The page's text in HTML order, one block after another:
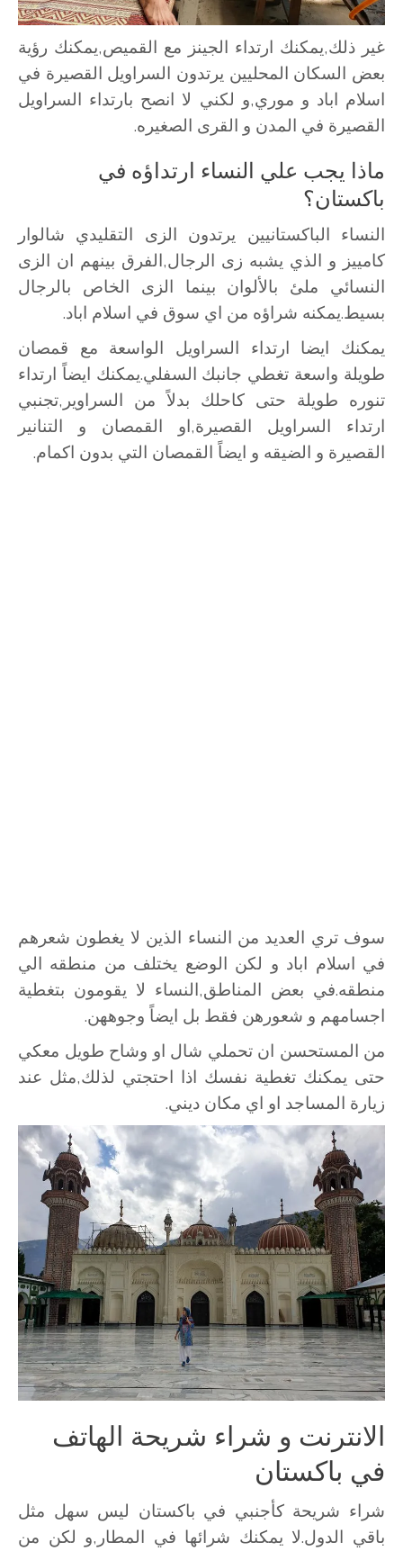
غير ذلك,يمكنك ارتداء الجينز مع القميص,يمكنك رؤية
بعض السكان المحليين يرتدون السراويل القصيرة في
اسلام اباد و موري,و لكني لا انصح بارتداء السراويل
القصيرة في المدن و القرى الصغيره.
ماذا يجب علي النساء ارتداؤه في
باكستان؟
النساء الباكستانيين يرتدون الزى التقليدي شالوار
كامييز و الذي يشبه زى الرجال,الفرق بينهم ان الزى
النسائي ملئ بالألوان بينما الزى الخاص بالرجال
بسيط.يمكنه شراؤه من اي سوق في اسلام اباد.
يمكنك ايضا ارتداء السراويل الواسعة مع قمصان
طويلة واسعة تغطي جانبك السفلي.يمكنك ايضاً ارتداء
تنوره طويلة حتى كاحلك بدلاً من السراوير,تجنبي
ارتداء السراويل القصيرة,او القمصان و التنانير
القصيرة و الضيقه و ايضاً القمصان التي بدون اكمام.
سوف تري العديد من النساء الذين لا يغطون شعرهم
في اسلام اباد و لكن الوضع يختلف من منطقه الي
منطقه.في بعض المناطق,النساء لا يقومون بتغطية
اجسامهم و شعورهن فقط بل ايضاً وجوههن.
من المستحسن ان تحملي شال او وشاح طويل معكي
حتى يمكنك تغطية نفسك اذا احتجتي لذلك,مثل عند
زيارة المساجد او اي مكان ديني.
الانترنت و شراء شريحة الهاتف
في باكستان
شراء شريحة كأجنبي في باكستان ليس سهل مثل
باقي الدول.لا يمكنك شرائها في المطار,و لكن من